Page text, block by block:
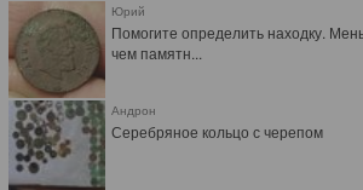
Юрий
Помогите определить находку.
чем памятн...
Андрон
Серебряное кольцо с черепом